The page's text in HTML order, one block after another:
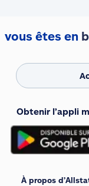
vous êtes en
Obtenir l’appli
À propos